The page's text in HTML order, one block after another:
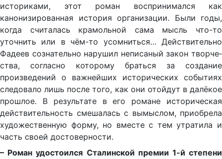
историками, этот роман воспринимался как
канонизиро­ванная история организации. Были годы,
когда считалась кра­мольной сама мысль что-то
уточнить или в чём-то усомниться… Действительно
Фадеев сознательно нарушил неписаный закон творче­
ства, согласно которому браться за создание
произведений о важнейших исторических событиях
следовало лишь после того, как они отойдут в далёкое
прошлое. В результате в его романе исто­рическая
действительность смешалась с вымыслом, приобрела
художественную форму, но вместе с тем утратила и
часть своей достоверности.
– Роман удостоился Сталинской премии 1-й степени